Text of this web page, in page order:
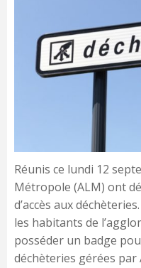
Réunis ce lundi 12
Métropole (ALM) ont
d’accès aux
les habitants de
posséder un badge
déchèteries gérées par